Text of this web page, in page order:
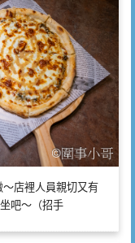
店裡人員親切又有
吧～（招手